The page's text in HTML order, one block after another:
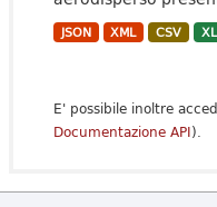
JSON XML CSV
E' possibile inoltre
Documentazione API).